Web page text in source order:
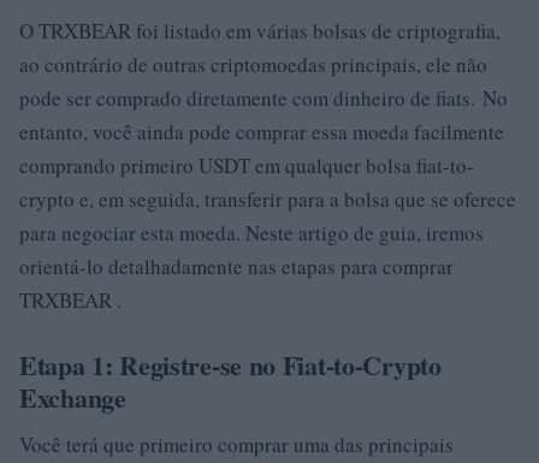
O TRXBEAR foi listado em várias bolsas de criptografia,
ao contrário de outras criptomoedas principais, ele não
pode ser comprado diretamente com dinheiro de fiats. No
entanto, você ainda pode comprar essa moeda facilmente
comprando primeiro USDT em qualquer bolsa fiat-to-
crypto e, em seguida, transferir para a bolsa que se oferece
para negociar esta moeda. Neste artigo de guia, iremos
orientá-lo detalhadamente nas etapas para comprar
TRXBEAR .
Etapa 1: Registre-se no Fiat-to-Crypto
Exchange
Você terá que primeiro comprar uma das principais